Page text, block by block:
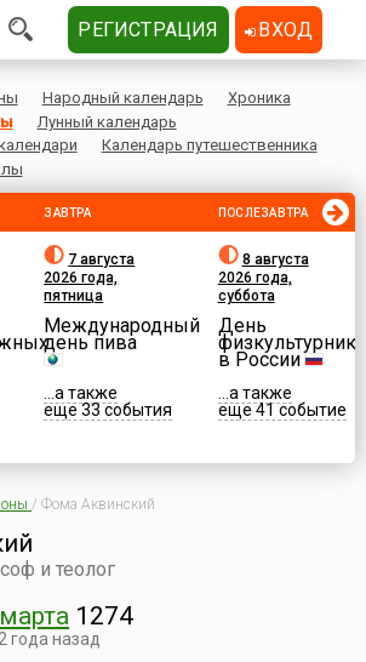
Народный календарь
Хроника
Лунный календарь
Календарь путешественника
ЗАВТРА
7 августа
2026 года,
пятница
Международный
день пива
...а также
еще 33 события
ПОСЛЕЗАВТРА
8 августа
2026 года,
суббота
День
физкультурника
в России
...а также
еще 41 событие
/ Фома Аквинский
и теолог
1274
года назад
РЕГИСТРАЦИЯ ВХОД